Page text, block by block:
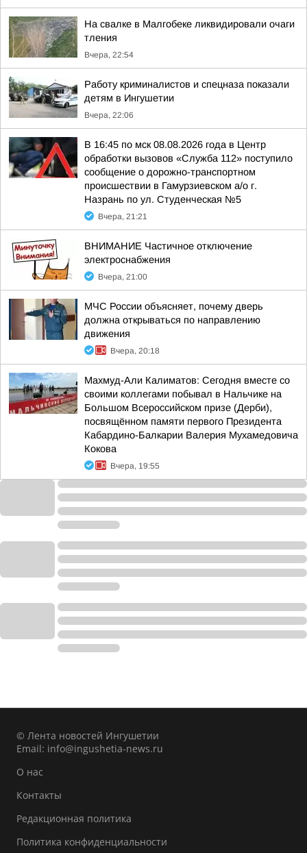
На свалке в Малгобеке ликвидировали очаги
тления
Вчера, 22:54
Работу криминалистов и спецназа показали
детям в Ингушетии
Вчера, 22:06
В 16:45 по мск 08.08.2026 года в Центр
обработки вызовов «Служба 112» поступило
сообщение о дорожно-транспортном
происшествии в Гамурзиевском а/о г.
Назрань по ул. Студенческая №5
Вчера, 21:21
ВНИМАНИЕ Частичное отключение
электроснабжения
Вчера, 21:00
МЧС России объясняет, почему дверь
должна открываться по направлению
движения
Вчера, 20:18
Махмуд-Али Калиматов: Сегодня вместе со
своими коллегами побывал в Нальчике на
Большом Всероссийском призе (Дерби),
посвящённом памяти первого Президента
Кабардино-Балкарии Валерия Мухамедовича
Кокова
Вчера, 19:55
© Лента новостей Ингушетии
Email: info@ingushetia-news.ru
О нас
Контакты
Редакционная политика
Политика конфиденциальности